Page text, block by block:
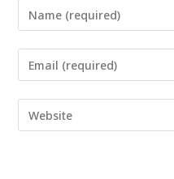
Enter
your
name
or
username
Enter
your
email
Enter
your